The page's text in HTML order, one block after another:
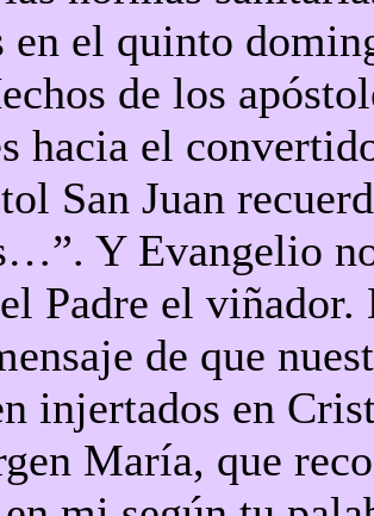
en el quinto
de los
hacia el
San Juan
Y Evangelio
Padre el
de que
injertados en
María, que